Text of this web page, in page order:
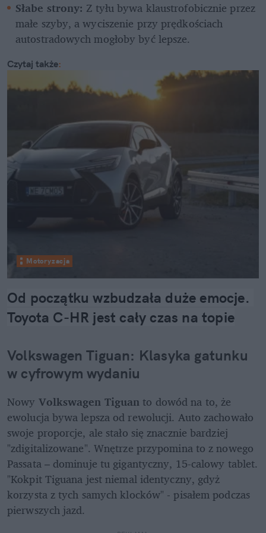
Słabe strony: Z tyłu bywa klaustrofobicznie przez
małe szyby, a wyciszenie przy prędkościach
autostradowych mogłoby być lepsze.
Czytaj także:
Motoryzacja
Od początku wzbudzała duże emocje.
Toyota C-HR jest cały czas na topie
Volkswagen Tiguan: Klasyka gatunku
w cyfrowym wydaniu
Nowy Volkswagen Tiguan to dowód na to, że
ewolucja bywa lepsza od rewolucji. Auto zachowało
swoje proporcje, ale stało się znacznie bardziej
"zdigitalizowane". Wnętrze przypomina to z nowego
Passata – dominuje tu gigantyczny, 15-calowy tablet.
"Kokpit Tiguana jest niemal identyczny, gdyż
korzysta z tych samych klocków" - pisałem podczas
pierwszych jazd.